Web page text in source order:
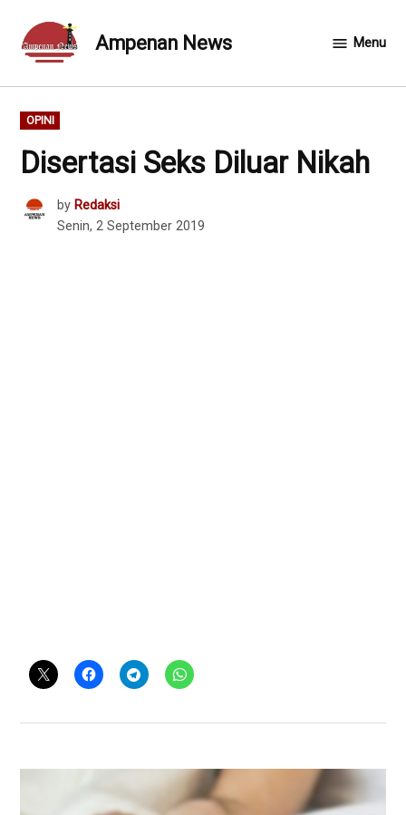
content
Ampenan News Menu
POSTED
IN
OPINI
Disertasi Seks Diluar Nikah
by Redaksi
Senin, 2 September 2019